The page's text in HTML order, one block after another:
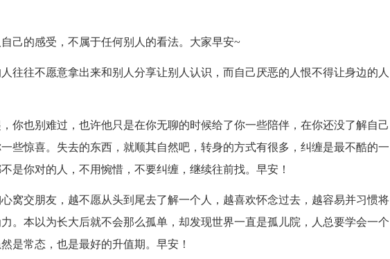
己的感受，不属于任何别人的看法。大家早安~
往往不愿意拿出来和别人分享让别人认识，而自己厌恶的人恨不得让身边的人
你也别难过，也许他只是在你无聊的时候给了你一些陪伴，在你还没了解自己
些惊喜。失去的东西，就顺其自然吧，转身的方式有很多，纠缠是最不酷的一
是你对的人，不用惋惜，不要纠缠，继续往前找。早安！
窝交朋友，越不愿从头到尾去了解一个人，越喜欢怀念过去，越容易并习惯将
。本以为长大后就不会那么孤单，却发现世界一直是孤儿院，人总要学会一个
是常态，也是最好的升值期。早安！